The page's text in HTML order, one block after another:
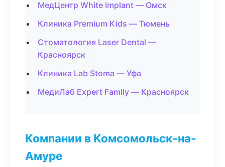
МедЦентр White Implant — Омск
Клиника Premium Kids — Тюмень
Стоматология Laser Dental —
Красноярск
Клиника Lab Stoma — Уфа
МедиЛаб Expert Family — Красноярск
Компании в Комсомольск-на-
Амуре